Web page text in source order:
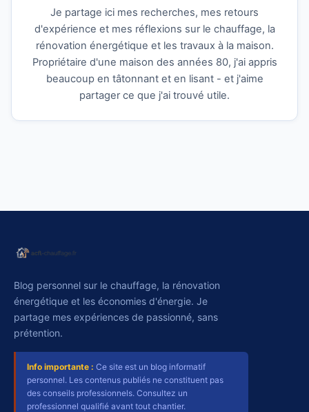
Je partage ici mes recherches, mes retours
d'expérience et mes réflexions sur le chauffage, la
rénovation énergétique et les travaux à la maison.
Propriétaire d'une maison des années 80, j'ai appris
beaucoup en tâtonnant et en lisant - et j'aime
partager ce que j'ai trouvé utile.
Blog personnel sur le chauffage, la rénovation
énergétique et les économies d'énergie. Je
partage mes expériences de passionné, sans
prétention.
Info importante : Ce site est un blog informatif
personnel. Les contenus publiés ne constituent pas
des conseils professionnels. Consultez un
professionnel qualifié avant tout chantier.